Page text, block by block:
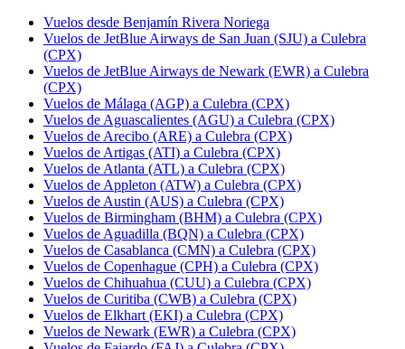
Vuelos desde Benjamín Rivera Noriega
Vuelos de JetBlue Airways de San Juan (SJU) a Culebra
(CPX)
Vuelos de JetBlue Airways de Newark (EWR) a Culebra
(CPX)
Vuelos de Málaga (AGP) a Culebra (CPX)
Vuelos de Aguascalientes (AGU) a Culebra (CPX)
Vuelos de Arecibo (ARE) a Culebra (CPX)
Vuelos de Artigas (ATI) a Culebra (CPX)
Vuelos de Atlanta (ATL) a Culebra (CPX)
Vuelos de Appleton (ATW) a Culebra (CPX)
Vuelos de Austin (AUS) a Culebra (CPX)
Vuelos de Birmingham (BHM) a Culebra (CPX)
Vuelos de Aguadilla (BQN) a Culebra (CPX)
Vuelos de Casablanca (CMN) a Culebra (CPX)
Vuelos de Copenhague (CPH) a Culebra (CPX)
Vuelos de Chihuahua (CUU) a Culebra (CPX)
Vuelos de Curitiba (CWB) a Culebra (CPX)
Vuelos de Elkhart (EKI) a Culebra (CPX)
Vuelos de Newark (EWR) a Culebra (CPX)